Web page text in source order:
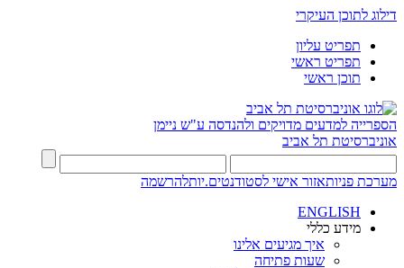
דילוג לתוכן העיקרי
תפריט עליון
תפריט ראשי
תוכן ראשי
הספרייה למדעים מדויקים ולהנדסה ע"ש ניימן
אוניברסיטת תל אביב
מערכת פניותאזור אישי לסטודנטים.יותלהרשמה
ENGLISH
מידע כללי
איך מגיעים אלינו
שעות פתיחה